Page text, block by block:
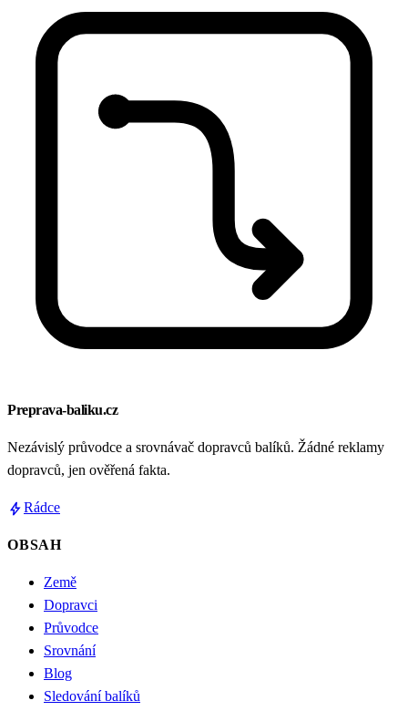
Preprava-baliku.cz
Nezávislý průvodce a srovnávač dopravců balíků. Žádné reklamy
dopravců, jen ověřená fakta.
boltRádce
OBSAH
Země
Dopravci
Průvodce
Srovnání
Blog
Sledování balíků